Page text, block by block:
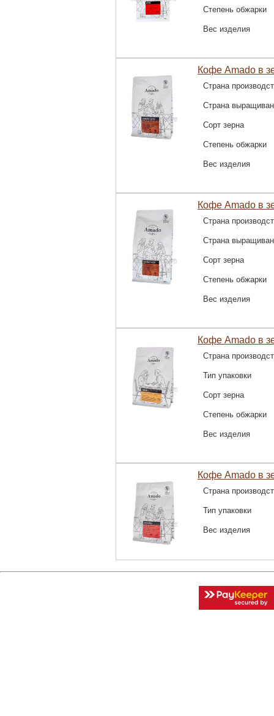
Степень обжарки
Вес изделия
Кофе Amado в
Страна
Страна
Сорт зерна
Степень обжарки
Вес изделия
Кофе Amado в
Страна
Страна
Сорт зерна
Степень обжарки
Вес изделия
Кофе Amado в
Страна
Тип упаковки
Сорт зерна
Степень обжарки
Вес изделия
Кофе Amado в
Страна
Тип упаковки
Вес изделия